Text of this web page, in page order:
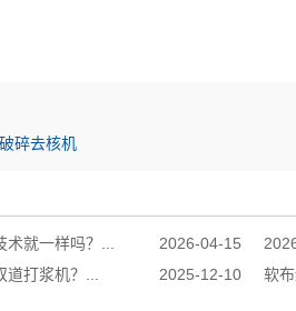
碎去核机
2026-04-15
就一样吗？...
2025-12-10
打浆机？... 软